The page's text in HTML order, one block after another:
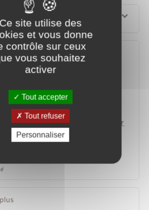
contrat de travail dans le secteur
économique
d'un salarié du secteur privé pour
Ce site utilise des
et vous donne
contrôle sur ceux
vous souhaitez
activer
Tout accepter
Tout refuser
Personnaliser